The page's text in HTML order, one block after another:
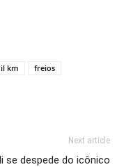
km
freios
Next article
se despede do icônico